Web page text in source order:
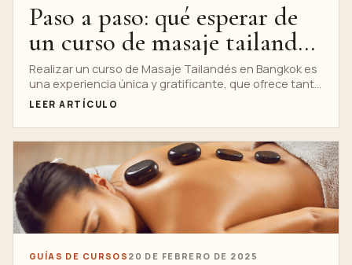
Paso a paso: qué esperar de
un curso de masaje tailandés
en Bangkok
Realizar un curso de Masaje Tailandés en Bangkok es
una experiencia única y gratificante, que ofrece tanto
conocimientos teóricos...
LEER ARTÍCULO
GUÍAS DE CURSOS 20 DE FEBRERO DE 2025